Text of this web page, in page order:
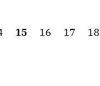
15 16 17 18